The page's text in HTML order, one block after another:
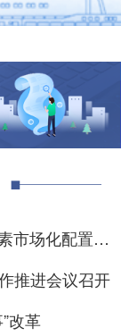
场化配置改革
推进会议召开
改革